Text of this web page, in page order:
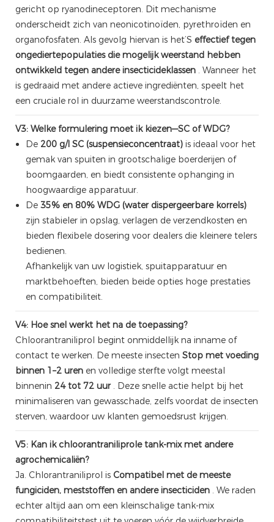
gericht op ryanodineceptoren. Dit mechanisme
onderscheidt zich van neonicotinoïden, pyrethroïden en
organofosfaten. Als gevolg hiervan is het’S effectief tegen
ongediertepopulaties die mogelijk weerstand hebben
ontwikkeld tegen andere insecticideklassen . Wanneer het
is gedraaid met andere actieve ingrediënten, speelt het
een cruciale rol in duurzame weerstandscontrole.
V3: Welke formulering moet ik kiezen—SC of WDG?
De 200 g/l SC (suspensieconcentraat) is ideaal voor het
gemak van spuiten in grootschalige boerderijen of
boomgaarden, en biedt consistente ophanging in
hoogwaardige apparatuur.
De 35% en 80% WDG (water dispergeerbare korrels)
zijn stabieler in opslag, verlagen de verzendkosten en
bieden flexibele dosering voor dealers die kleinere telers
bedienen.
Afhankelijk van uw logistiek, spuitapparatuur en
marktbehoeften, bieden beide opties hoge prestaties
en compatibiliteit.
V4: Hoe snel werkt het na de toepassing?
Chloorantraniliprol begint onmiddellijk na inname of
contact te werken. De meeste insecten Stop met voeding
binnen 1–2 uren en volledige sterfte volgt meestal
binnenin 24 tot 72 uur . Deze snelle actie helpt bij het
minimaliseren van gewasschade, zelfs voordat de insecten
sterven, waardoor uw klanten gemoedsrust krijgen.
V5: Kan ik chloorantraniliprole tank-mix met andere
agrochemicaliën?
Ja. Chlorantraniliprol is Compatibel met de meeste
fungiciden, meststoffen en andere insecticiden . We raden
echter altijd aan om een ​​kleinschalige tank-mix